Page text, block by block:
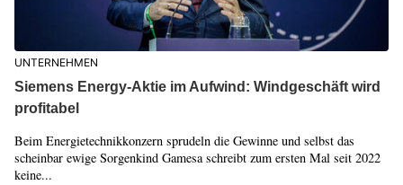
UNTERNEHMEN
Siemens Energy-Aktie im Aufwind: Windgeschäft wird
profitabel
Beim Energietechnikkonzern sprudeln die Gewinne und selbst das
scheinbar ewige Sorgenkind Gamesa schreibt zum ersten Mal seit 2022
keine...